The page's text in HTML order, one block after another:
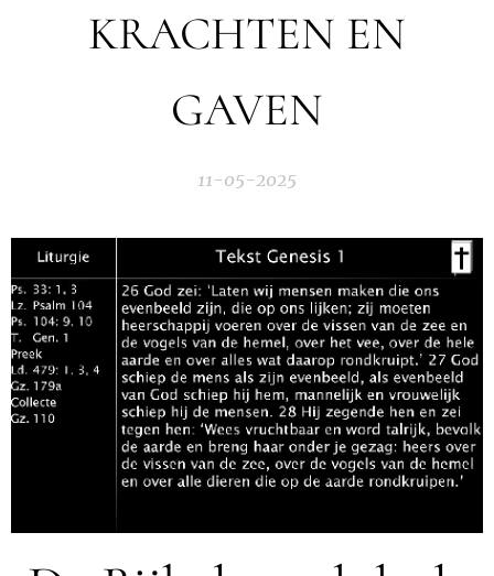
KRACHTEN EN
GAVEN
11-05-2025